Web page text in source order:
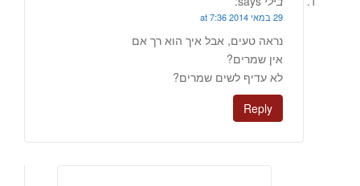
29 במאי 2014 at 7:36
נראה טעים, אבל איך הוא רך אם
אין שמרים?
לא עדיף לשים שמרים?
Reply